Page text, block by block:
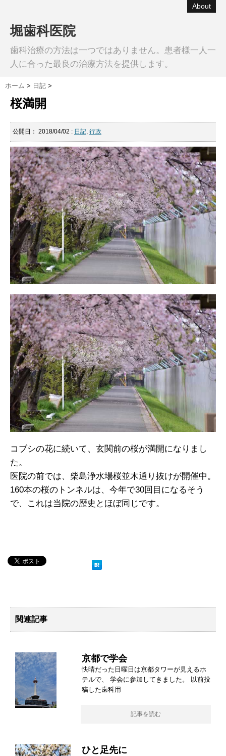
About
堀歯科医院
歯科治療の方法は一つではありません。患者様一人一
人に合った最良の治療方法を提供します。
ホーム > 日記 >
桜満開
公開日： 2018/04/02 : 日記, 行政
コブシの花に続いて、玄関前の桜が満開になりまし
た。
医院の前では、柴島浄水場桜並木通り抜けが開催中。
160本の桜のトンネルは、今年で30回目になるそう
で、これは当院の歴史とほぼ同じです。
関連記事
京都で学会
快晴だった日曜日は京都タワーが見えるホ
テルで、 学会に参加してきました。 以前投
稿した歯科用
記事を読む
ひと足先に